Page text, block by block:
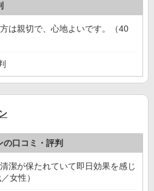
は親切で、心地よいです。（40
口コミ・評判
潔が保たれていて即日効果を感じ
女性）